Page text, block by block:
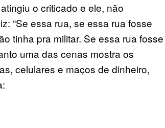
o criticado e ele, não
“Se essa rua, se essa rua fosse
tinha pra militar. Se essa rua fosse
uma das cenas mostra os
celulares e maços de dinheiro,